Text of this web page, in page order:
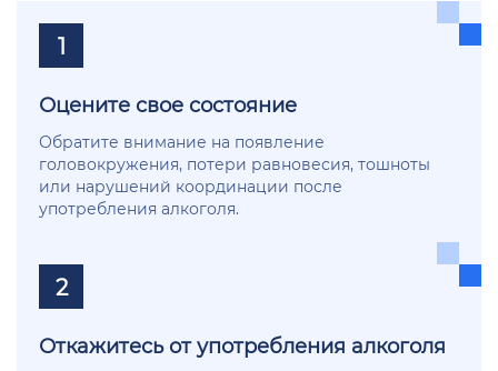
1
Оцените свое состояние
Обратите внимание на появление
головокружения, потери равновесия, тошноты
или нарушений координации после
употребления алкоголя.
2
Откажитесь от употребления алкоголя